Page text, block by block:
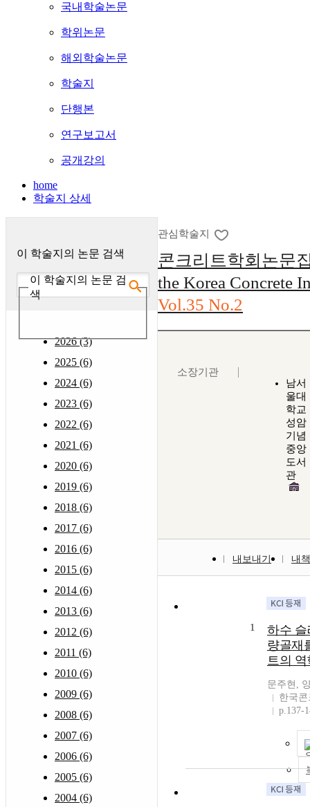
국내학술논문
학위논문
해외학술논문
학술지
단행본
연구보고서
공개강의
home
학술지 상세
이 학술지의 논문 검색
이 학술지의 논문 검
색
2026 (3)
2025 (6)
2024 (6)
2023 (6)
2022 (6)
2021 (6)
2020 (6)
2019 (6)
2018 (6)
2017 (6)
2016 (6)
2015 (6)
2014 (6)
2013 (6)
2012 (6)
2011 (6)
2010 (6)
2009 (6)
2008 (6)
2007 (6)
2006 (6)
2005 (6)
2004 (6)
관심학술지
콘크리트학회논문
the Korea Concrete
Vol.35 No.2
소장기관
남서
울대
학교
성암
기념
중앙
도서
관
내보내기 내
1
하수 슬
량골재
트의
문주현,
한국
p.137-